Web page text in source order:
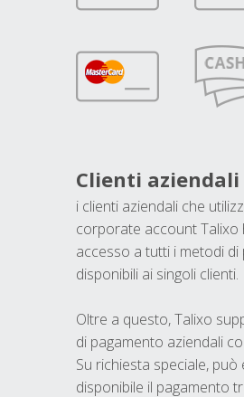
Clienti aziendali
i clienti aziendali che
corporate account Talixo
accesso a tutti i metodi di
disponibili ai singoli clienti.
Oltre a questo, Talixo
di pagamento aziendali
Su richiesta speciale,
disponibile il pagamento